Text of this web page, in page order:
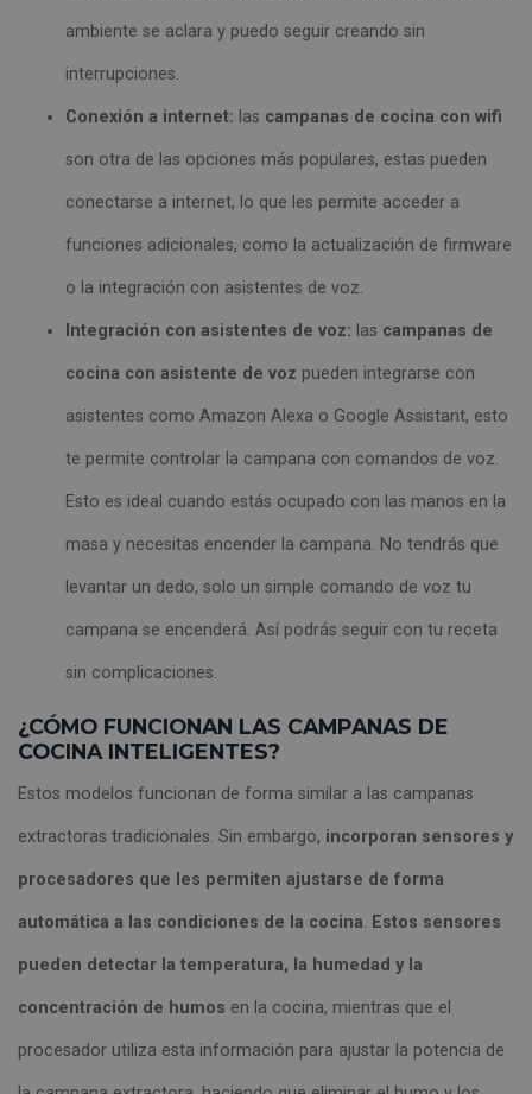
ambiente se aclara y puedo seguir creando sin
interrupciones.
Conexión a internet: las campanas de cocina con wifi
son otra de las opciones más populares, estas pueden
conectarse a internet, lo que les permite acceder a
funciones adicionales, como la actualización de firmware
o la integración con asistentes de voz.
Integración con asistentes de voz: las campanas de
cocina con asistente de voz pueden integrarse con
asistentes como Amazon Alexa o Google Assistant, esto
te permite controlar la campana con comandos de voz.
Esto es ideal cuando estás ocupado con las manos en la
masa y necesitas encender la campana. No tendrás que
levantar un dedo, solo un simple comando de voz tu
campana se encenderá. Así podrás seguir con tu receta
sin complicaciones.
¿CÓMO FUNCIONAN LAS CAMPANAS DE
COCINA INTELIGENTES?
Estos modelos funcionan de forma similar a las campanas
extractoras tradicionales. Sin embargo, incorporan sensores y
procesadores que les permiten ajustarse de forma
automática a las condiciones de la cocina. Estos sensores
pueden detectar la temperatura, la humedad y la
concentración de humos en la cocina, mientras que el
procesador utiliza esta información para ajustar la potencia de